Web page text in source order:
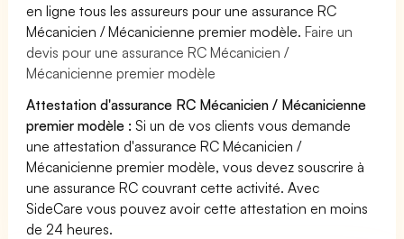
en ligne tous les assureurs pour une assurance RC
Mécanicien / Mécanicienne premier modèle.Faire un
devis pour une assurance RC Mécanicien /
Mécanicienne premier modèle
Attestation d'assurance RC Mécanicien / Mécanicienne
premier modèle : Si un de vos clients vous demande
une attestation d'assurance RC Mécanicien /
Mécanicienne premier modèle, vous devez souscrire à
une assurance RC couvrant cette activité. Avec
SideCare vous pouvez avoir cette attestation en moins
de 24 heures.